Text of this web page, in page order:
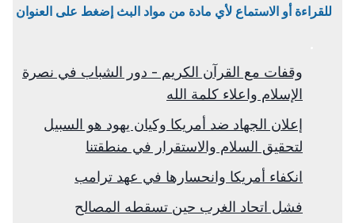
للقراءة أو الاستماع لأي مادة من مواد البث إضغط على العنوان
وقفات مع القرآن الكريم - دور الشباب في نصرة
الإسلام واعلاء كلمة الله
إعلان الجهاد ضد أمريكا وكيان يهود هو السبيل
لتحقيق السلام والاستقرار في منطقتنا
انكفاء أمريكا وانحسارها في عهد ترامب
فشل اتحاد الغرب حين تسقطه المصالح